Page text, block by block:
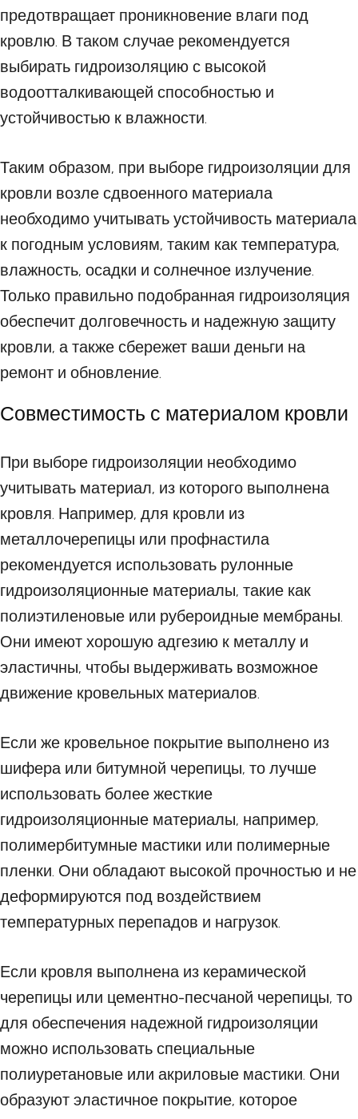
предотвращает проникновение влаги под
кровлю. В таком случае рекомендуется
выбирать гидроизоляцию с высокой
водоотталкивающей способностью и
устойчивостью к влажности.
Таким образом, при выборе гидроизоляции для
кровли возле сдвоенного материала
необходимо учитывать устойчивость материала
к погодным условиям, таким как температура,
влажность, осадки и солнечное излучение.
Только правильно подобранная гидроизоляция
обеспечит долговечность и надежную защиту
кровли, а также сбережет ваши деньги на
ремонт и обновление.
Совместимость с материалом кровли
При выборе гидроизоляции необходимо
учитывать материал, из которого выполнена
кровля. Например, для кровли из
металлочерепицы или профнастила
рекомендуется использовать рулонные
гидроизоляционные материалы, такие как
полиэтиленовые или рубероидные мембраны.
Они имеют хорошую адгезию к металлу и
эластичны, чтобы выдерживать возможное
движение кровельных материалов.
Если же кровельное покрытие выполнено из
шифера или битумной черепицы, то лучше
использовать более жесткие
гидроизоляционные материалы, например,
полимербитумные мастики или полимерные
пленки. Они обладают высокой прочностью и не
деформируются под воздействием
температурных перепадов и нагрузок.
Если кровля выполнена из керамической
черепицы или цементно-песчаной черепицы, то
для обеспечения надежной гидроизоляции
можно использовать специальные
полиуретановые или акриловые мастики. Они
образуют эластичное покрытие, которое